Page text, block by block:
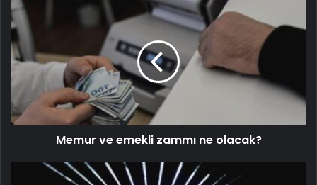
Memur ve emekli zammı ne olacak?